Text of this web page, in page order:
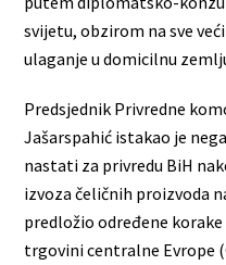
svijetu, obzirom na sve
ulaganje u domicilnu
Predsjednik Privredne
Jašarspahić istakao je
nastati za privredu BiH
izvoza čeličnih proizvoda
predložio određene
trgovini centralne Evrope